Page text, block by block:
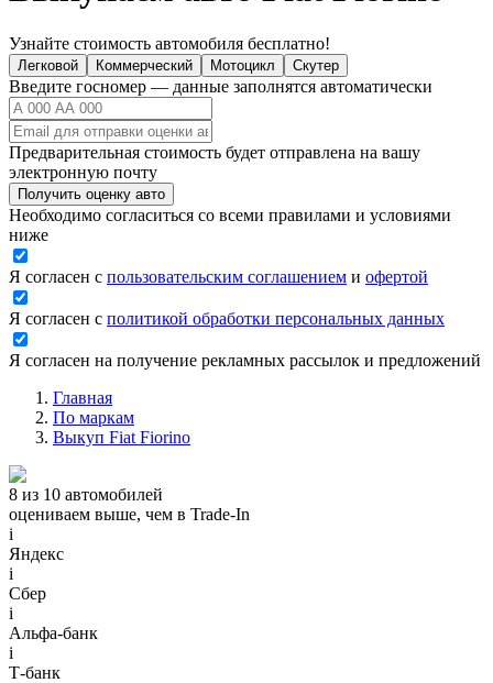
Узнайте стоимость автомобиля бесплатно!
Легковой Коммерческий Мотоцикл Скутер
Введите госномер — данные заполнятся автоматически
Предварительная стоимость будет отправлена на вашу
электронную почту
Получить оценку авто
Необходимо согласиться со всеми правилами и условиями
ниже
Я согласен с пользовательским соглашением и офертой
Я согласен с политикой обработки персональных данных
Я согласен на получение рекламных рассылок и предложений
Главная
По маркам
Выкуп Fiat Fiorino
8 из 10 автомобилей
оцениваем выше, чем в Trade‑In
i
Яндекс
i
Сбер
i
Альфа-банк
i
Т-банк